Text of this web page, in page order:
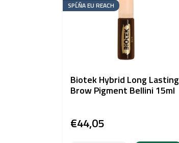
SPĹŇA EU REACH
Biotek Hybrid Long Lasting
Brow Pigment Bellini 15ml
€44,05